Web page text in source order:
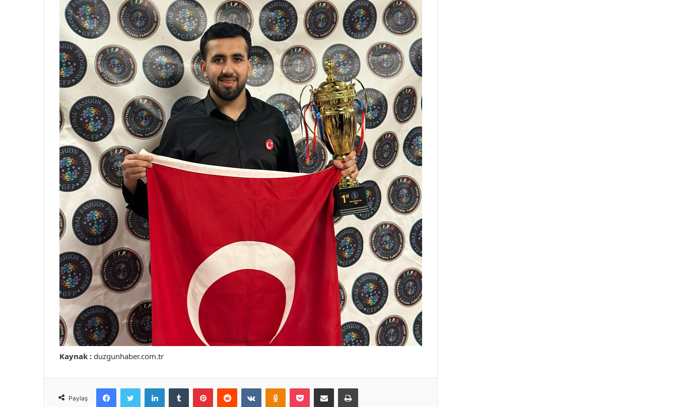
Kaynak : duzgunhaber.com.tr
Paylaş
FacebookTwitter LinkedInTumblr PinterestReddit VKontakteOdnoklassniki
Pocket E-Posta ile paylaş Yazdır